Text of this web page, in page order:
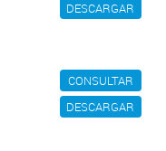
DESCARGAR
CONSULTAR
DESCARGAR